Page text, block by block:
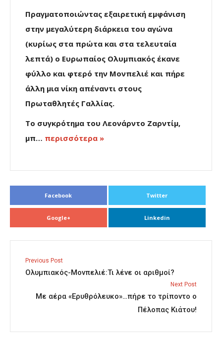
Πραγματοποιώντας εξαιρετική εμφάνιση
στην μεγαλύτερη διάρκεια του αγώνα
(κυρίως στα πρώτα και στα τελευταία
λεπτά) ο Ευρωπαίος Ολυμπιακός έκανε
φύλλο και φτερό την Μονπελιέ και πήρε
άλλη μια νίκη απέναντι στους
Πρωταθλητές Γαλλίας.
Το συγκρότημα του Λεονάρντο Ζαρντίμ,
μπ… περισσότερα »
Facebook Twitter
Google+ Linkedin
Previous Post
Ολυμπιακός-Μονπελιέ:Τι λένε οι αριθμοί?
Next Post
Με αέρα «Ερυθρόλευκο»…πήρε το τρίποντο ο
Πέλοπας Κιάτου!